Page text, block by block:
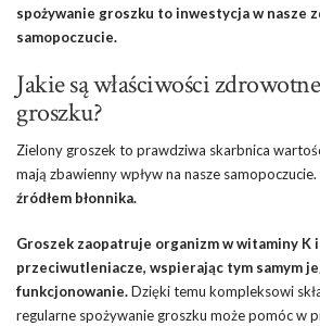
spożywanie groszku to inwestycja w nasze
samopoczucie.
Jakie są właściwości
groszku?
Zielony groszek to prawdziwa skarbnica
mają zbawienny wpływ na nasze samopoczucie.
źródłem błonnika.
Groszek zaopatruje organizm w witaminy K
przeciwutleniacze, wspierając tym samym
funkcjonowanie.Dzięki temu kompleksowi
regularne spożywanie groszku może pomóc w